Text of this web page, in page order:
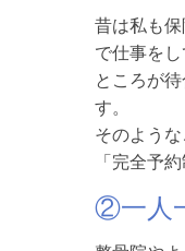
昔は私も
で仕事をし
ところが
す。
そのよう
「完全予
②一人